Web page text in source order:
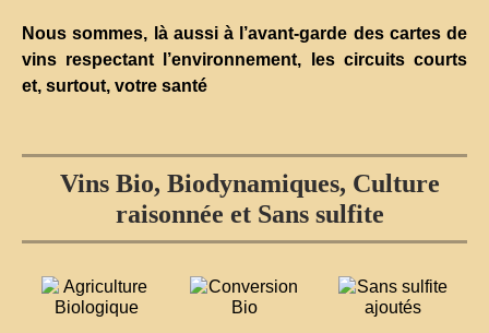
Nous sommes, là aussi à l’avant-garde des cartes de
vins respectant l’environnement, les circuits courts
et, surtout, votre santé
Vins Bio, Biodynamiques, Culture
raisonnée et Sans sulfite